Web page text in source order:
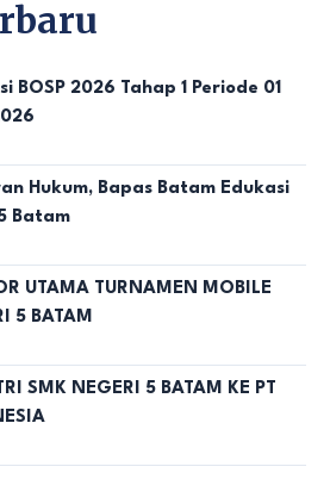
BOSP 2026 Tahap 1 Periode 01
Hukum, Bapas Batam Edukasi
Batam
UTAMA TURNAMEN MOBILE
5 BATAM
SMK NEGERI 5 BATAM KE PT